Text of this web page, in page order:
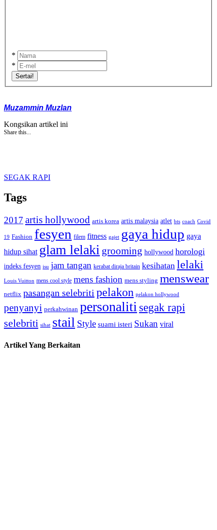
*
*
Sertai!
Muzammin Muzlan
Kongsikan artikel ini
Share this...
SEGAK RAPI
Tags
2017 artis hollywood artis korea artis malaysia atlet bts coach Covid
19 Fashion fesyen filem fitness gajet gaya hidup gaya
hidup sihat glam lelaki grooming hollywood horologi
indeks fesyen isu jam tangan kerabat diraja britain kesihatan lelaki
Louis Vuitton mens cool style mens fashion mens styling menswear
netflix pasangan selebriti pelakon pelakon hollywood
penyanyi perkahwinan personalitisegak rapi
selebriti sihat stail Style suami isteri Sukan viral
Artikel Yang Berkaitan